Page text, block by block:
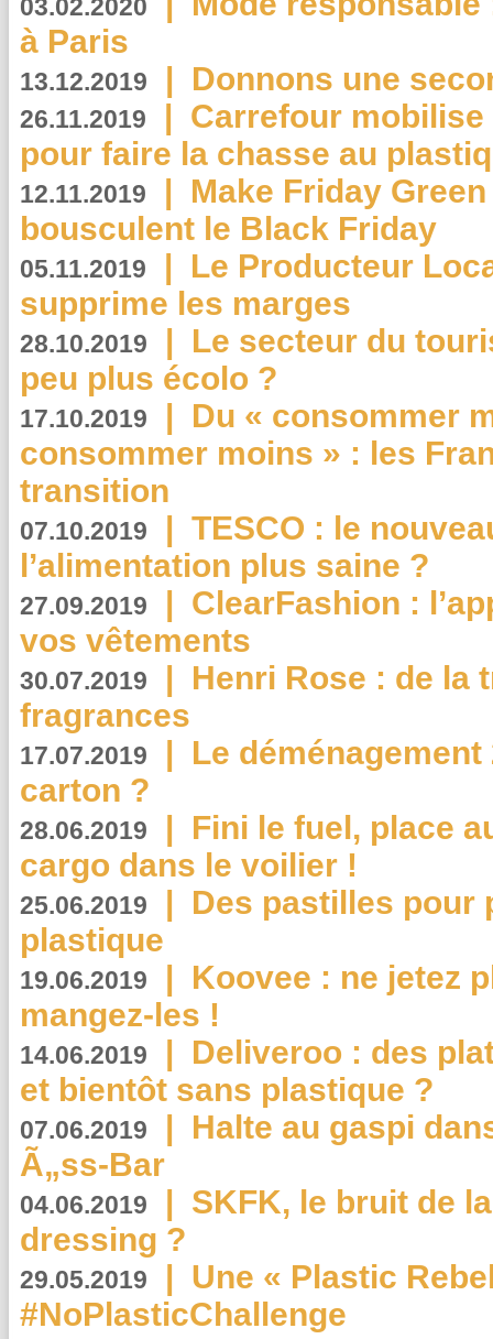
03.02.2020
à Paris
13.12.2019 | Donnons une
26.11.2019 | Carrefour
pour faire la chasse au
12.11.2019 | Make Friday
bousculent le Black Friday
05.11.2019 | Le Producteur
supprime les marges
28.10.2019 | Le secteur du
peu plus écolo ?
17.10.2019 | Du « consommer
consommer moins » : les
transition
07.10.2019 | TESCO : le
l’alimentation plus saine ?
27.09.2019 | ClearFashion :
vos vêtements
30.07.2019 | Henri Rose : de la
fragrances
17.07.2019 | Le
carton ?
28.06.2019 | Fini le fuel, place
cargo dans le voilier !
25.06.2019 | Des pastilles pour
plastique
19.06.2019 | Koovee : ne jetez
mangez-les !
14.06.2019 | Deliveroo : des
et bientôt sans plastique ?
07.06.2019 | Halte au gaspi
Ã„ss-Bar
04.06.2019 | SKFK, le bruit de
dressing ?
29.05.2019 | Une « Plastic
#NoPlasticChallenge